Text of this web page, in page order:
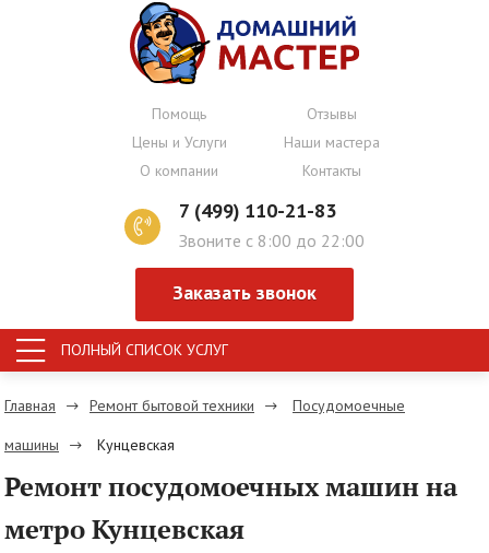
Помощь
Отзывы
Цены и Услуги
Наши мастера
О компании
Контакты
7 (499) 110-21-83
Звоните с 8:00 до 22:00
Заказать звонок
ПОЛНЫЙ СПИСОК УСЛУГ
Главная Ремонт бытовой техники Посудомоечные
машины Кунцевская
Ремонт посудомоечных машин на
метро Кунцевская